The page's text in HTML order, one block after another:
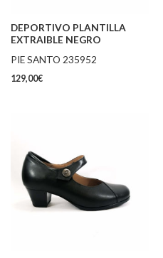
DEPORTIVO PLANTILLA
EXTRAIBLE NEGRO
PIE SANTO 235952
129,00€